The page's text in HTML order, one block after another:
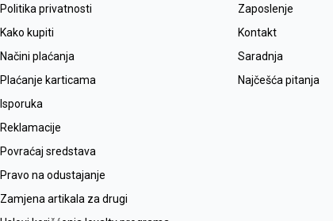
Politika privatnosti
Kako kupiti
Načini plaćanja
Plaćanje karticama
Isporuka
Reklamacije
Povraćaj sredstava
Pravo na odustajanje
Zamjena artikala za drugi
Zaposlenje
Kontakt
Saradnja
Najčešća pitanja